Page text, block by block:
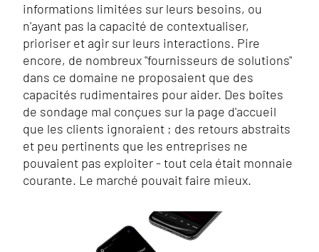
informations limitées sur leurs besoins, ou
n'ayant pas la capacité de contextualiser,
prioriser et agir sur leurs interactions. Pire
encore, de nombreux "fournisseurs de solutions"
dans ce domaine ne proposaient que des
capacités rudimentaires pour aider. Des boîtes
de sondage mal conçues sur la page d'accueil
que les clients ignoraient ; des retours abstraits
et peu pertinents que les entreprises ne
pouvaient pas exploiter - tout cela était monnaie
courante. Le marché pouvait faire mieux.